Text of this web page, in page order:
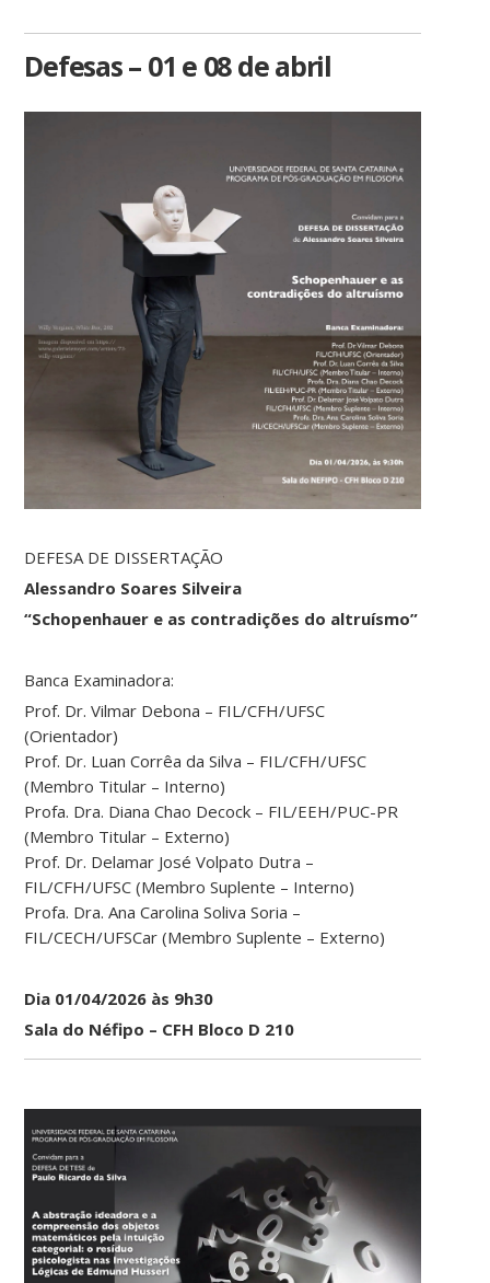
Defesas – 01 e 08 de abril
DEFESA DE DISSERTAÇÃO
Alessandro Soares Silveira
“Schopenhauer e as contradições do altruísmo”
Banca Examinadora:
Prof. Dr. Vilmar Debona – FIL/CFH/UFSC
(Orientador)
Prof. Dr. Luan Corrêa da Silva – FIL/CFH/UFSC
(Membro Titular – Interno)
Profa. Dra. Diana Chao Decock – FIL/EEH/PUC-PR
(Membro Titular – Externo)
Prof. Dr. Delamar José Volpato Dutra –
FIL/CFH/UFSC (Membro Suplente – Interno)
Profa. Dra. Ana Carolina Soliva Soria –
FIL/CECH/UFSCar (Membro Suplente – Externo)
Dia 01/04/2026 às 9h30
Sala do Néfipo – CFH Bloco D 210